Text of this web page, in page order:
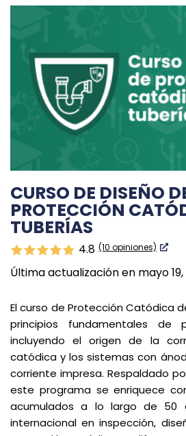
CURSO DE DISEÑO
PROTECCIÓN
TUBERÍAS
4.8 (10 opiniones)
Última actualización en mayo 19,
El curso de Protección Catódica
principios fundamentales de
incluyendo el origen de la
catódica y los sistemas con
corriente impresa. Respaldado
este programa se enriquece
acumulados a lo largo de 50
internacional en inspección,